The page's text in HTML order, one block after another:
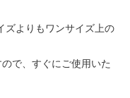
ズよりもワンサイズ上の
で、すぐにご使用いた